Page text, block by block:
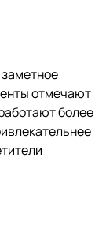
отмечают
более